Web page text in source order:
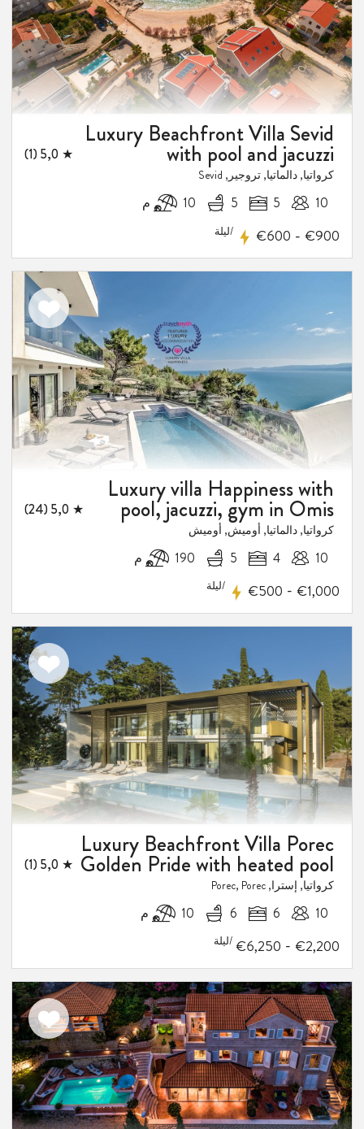
Luxury Beachfront Villa Sevid
with pool and jacuzzi
★ 5,0 (1)
كرواتيا, دالماتيا, تروجير, Sevid
10
5
5 10 م
€600 - €900 /ليلة
الى
المفضلة
Luxury villa Happiness with
pool, jacuzzi, gym in Omis
★ 5,0 (24)
كرواتيا, دالماتيا, أوميش, أوميش
10
4
5 190 م
€500 - €1,000 /ليلة
اضف
الى
المفضلة
Luxury Beachfront Villa Porec
Golden Pride with heated pool
★ 5,0 (1)
كرواتيا, إسترا, Porec, Porec
10
6
6 10 م
€2,200
-
€6,250 /ليلة
اضف
الى
المفضلة